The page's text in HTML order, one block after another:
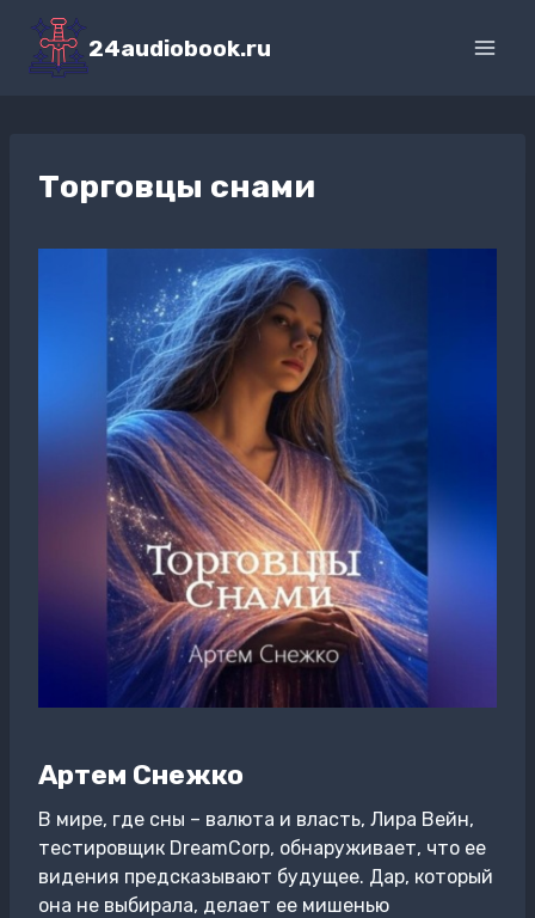
Перейти
содержимому
24audiobook.ru
Торговцы снами
Артем Снежко
В мире, где сны – валюта и власть, Лира Вейн,
тестировщик DreamCorp, обнаруживает, что ее
видения предсказывают будущее. Дар, который
она не выбирала, делает ее мишенью